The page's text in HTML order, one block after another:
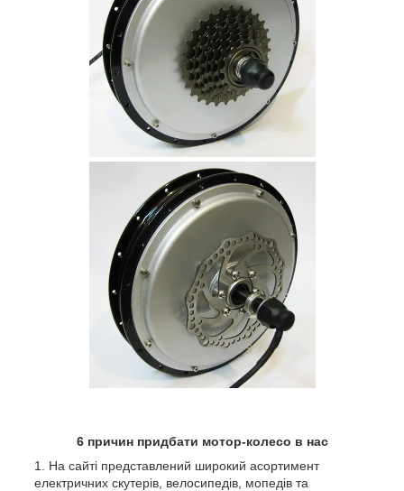
6 причин придбати мотор-колесо в нас
На сайті представлений широкий асортимент
електричних скутерів, велосипедів, мопедів та